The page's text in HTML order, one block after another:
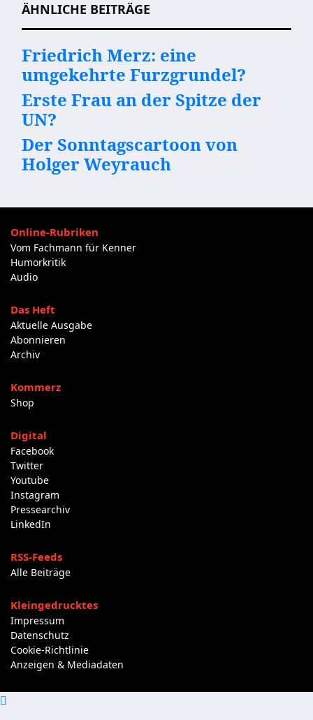
ÄHNLICHE BEITRÄGE
Friedrich Merz: eine
umgekehrte Furzgrundel?
Erste Frau an der Spitze der
UN?
Der Sonntagscartoon von
Holger Weyrauch
Online-Rubriken
Vom Fachmann für Kenner
Humorkritik
Audio
Das Heft
Aktuelle Ausgabe
Abonnieren
Archiv
Kommerz
Shop
Digital
Facebook
Twitter
Youtube
Instagram
Pressearchiv
LinkedIn
RSS-Feeds
Alle Beiträge
Kleingedrucktes
Impressum
Datenschutz
Cookie-Richtlinie
Anzeigen & Mediadaten